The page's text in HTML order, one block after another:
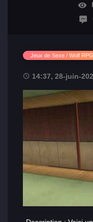
Jeux de Sexe / Wolf
14:37, 28-juin-